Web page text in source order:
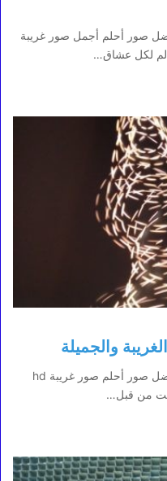
صور أحلم أجمل صور غريبة
لكل عشاق…
سوف نقدم لكم اليوم في موقعكم المفضل صور أحلم صور غريبة hd
من قبل…